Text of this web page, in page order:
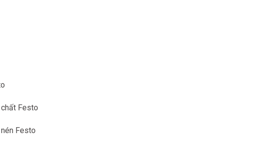
chất Festo
Festo